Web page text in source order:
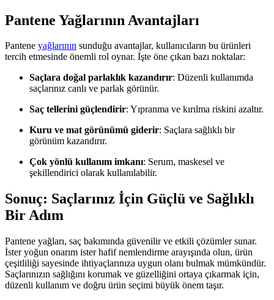
Pantene Yağlarının Avantajları
Pantene yağlarının sunduğu avantajlar, kullanıcıların bu ürünleri
tercih etmesinde önemli rol oynar. İşte öne çıkan bazı noktalar:
Saçlara doğal parlaklık kazandırır: Düzenli kullanımda
saçlarınız canlı ve parlak görünür.
Saç tellerini güçlendirir: Yıpranma ve kırılma riskini azaltır.
Kuru ve mat görünümü giderir: Saçlara sağlıklı bir
görünüm kazandırır.
Çok yönlü kullanım imkanı: Serum, maskesel ve
şekillendirici olarak kullanılabilir.
Sonuç: Saçlarınız İçin Güçlü ve Sağlıklı
Bir Adım
Pantene yağları, saç bakımında güvenilir ve etkili çözümler sunar.
İster yoğun onarım ister hafif nemlendirme arayışında olun, ürün
çeşitliliği sayesinde ihtiyaçlarınıza uygun olanı bulmak mümkündür.
Saçlarınızın sağlığını korumak ve güzelliğini ortaya çıkarmak için,
düzenli kullanım ve doğru ürün seçimi büyük önem taşır.